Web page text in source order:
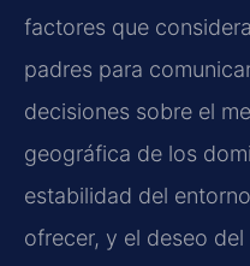
factores que
padres para
decisiones sobre el
geográfica de los
estabilidad del
ofrecer, y el deseo